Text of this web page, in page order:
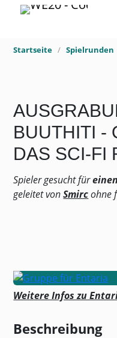
Startseite Spielrunden
BUUTHITI -
DAS SCI-FI
Spieler gesucht für
geleitet vonSmircohne
Weitere Infos zu
Beschreibung